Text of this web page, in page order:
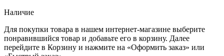
Наличие
Для покупки товара в нашем интернет-магазине выберите
понравившийся товар и добавьте его в корзину. Далее
перейдите в Корзину и нажмите на «Оформить заказ» или